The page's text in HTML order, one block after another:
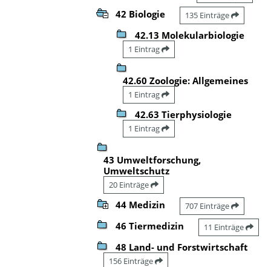
42 Biologie 135 Einträge
42.13 Molekularbiologie
1 Eintrag
42.60 Zoologie: Allgemeines
1 Eintrag
42.63 Tierphysiologie
1 Eintrag
43 Umweltforschung,
Umweltschutz
20 Einträge
44 Medizin 707 Einträge
46 Tiermedizin 11 Einträge
48 Land- und Forstwirtschaft
156 Einträge